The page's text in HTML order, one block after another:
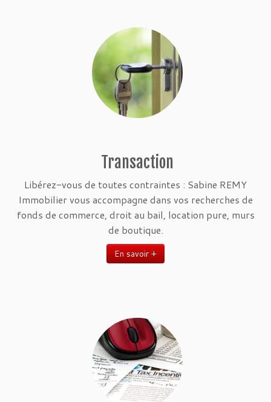
Transaction
Libérez-vous de toutes contraintes : Sabine REMY
Immobilier vous accompagne dans vos recherches de
fonds de commerce, droit au bail, location pure, murs
de boutique.
En savoir +